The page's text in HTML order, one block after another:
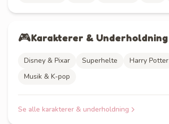
🎮Karakterer & Underholdning
Disney & Pixar Superhelte Harry Potter
Musik & K-pop
Se alle karakterer & underholdning